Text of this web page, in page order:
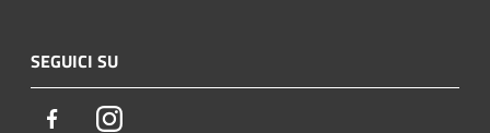
SEGUICI SU
FacebookInstagram